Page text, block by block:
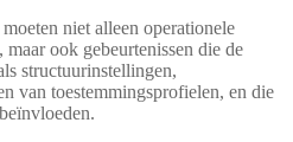
niet alleen operationele
ook gebeurtenissen die de
structuurinstellingen,
van toestemmingsprofielen, en die